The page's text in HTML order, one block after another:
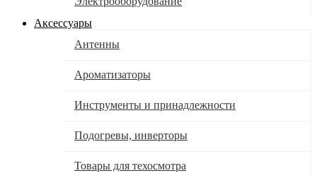
Аксессуары
Антенны
Ароматизаторы
Инструменты и принадлежности
Подогревы, инверторы
Товары для техосмотра